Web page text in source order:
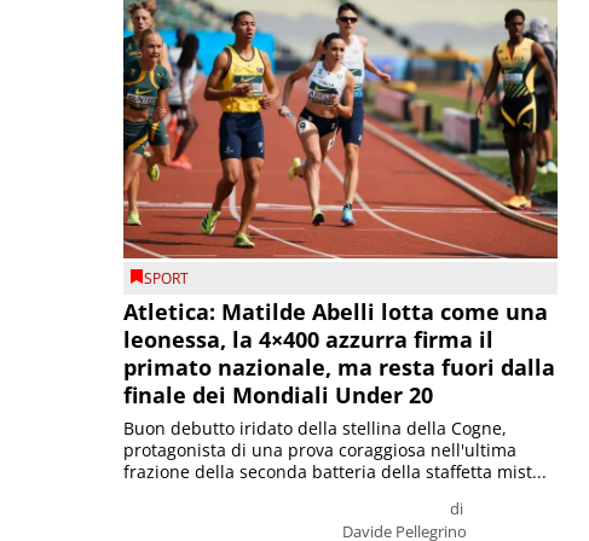
SPORT
Atletica: Matilde Abelli lotta come una
leonessa, la 4×400 azzurra firma il
primato nazionale, ma resta fuori dalla
finale dei Mondiali Under 20
di
Davide Pellegrino
Buon debutto iridato della stellina della Cogne,
protagonista di una prova coraggiosa nell'ultima
frazione della seconda batteria della staffetta mist...